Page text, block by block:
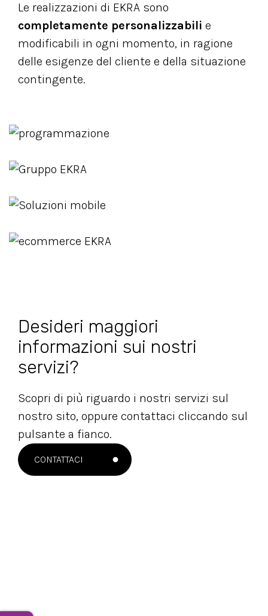
Le realizzazioni di EKRA sono
completamente personalizzabili e
modificabili in ogni momento, in ragione
delle esigenze del cliente e della situazione
contingente.
Desideri maggiori
informazioni sui nostri
servizi?
Scopri di più riguardo i nostri servizi sul
nostro sito, oppure contattaci cliccando sul
pulsante a fianco.
CONTATTACI